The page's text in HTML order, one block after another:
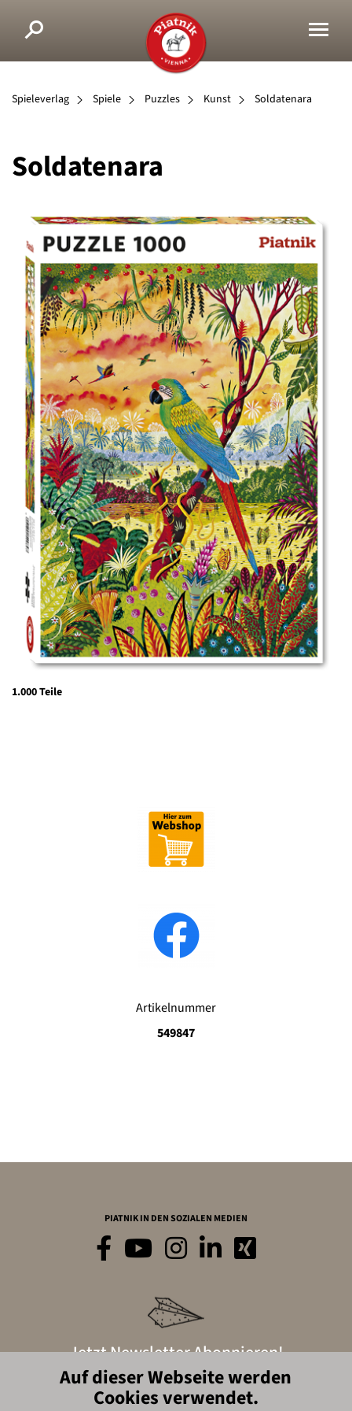
Spieleverlag Spiele Puzzles Kunst Soldatenara
Soldatenara
1.000 Teile
Artikelnummer
549847
PIATNIK IN DEN SOZIALEN MEDIEN
Jetzt Newsletter Abonnieren!
Auf dieser Webseite werden
Cookies verwendet.